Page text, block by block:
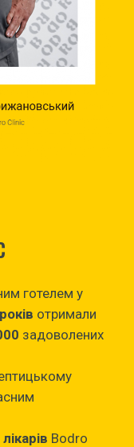
готелем у
отримали
задоволених
Bodro